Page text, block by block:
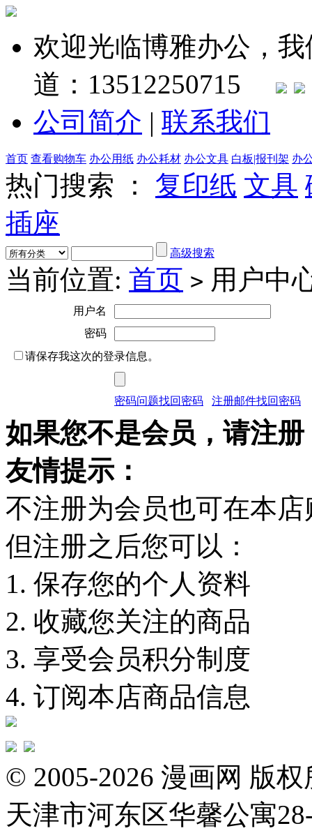
欢迎光临博雅办公，
道：13512250715
公司简介 | 联系我们
首页 查看购物车 办公用纸 办公耗材 办公文具 白板|报刊架 办
热门搜索 ： 复印纸 文具
插座
高级搜索
当前位置: 首页 > 用户中
用户名
密码
请保存我这次的登录信息。
密码问题找回密码 注册邮件找回密码
如果您不是会员，请注册
友情提示：
不注册为会员也可在本
但注册之后您可以：
1. 保存您的个人资料
2. 收藏您关注的商品
3. 享受会员积分制度
4. 订阅本店商品信息
© 2005-2026 漫画网 版
天津市河东区华馨公寓